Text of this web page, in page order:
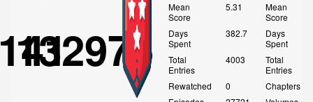
132975
Mean
Score
5.31
Days
Spent
382.7
Total
Entries
4003
Rewatched
0
Mean
Score
Days
Spent
Total
Entries
Chapters